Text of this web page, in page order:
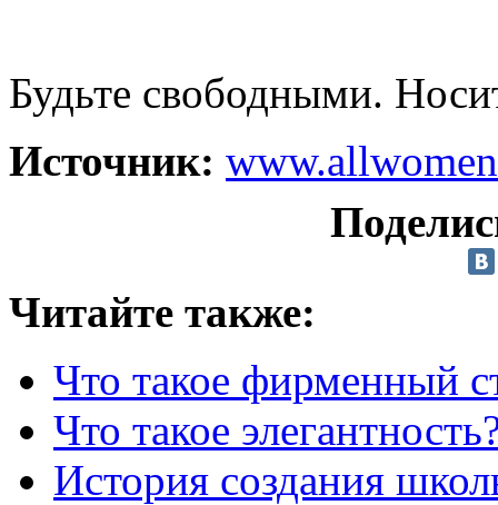
Будьте свободными.
Источник:
Читайте также:
Что такое фирменный
Что такое
История создания